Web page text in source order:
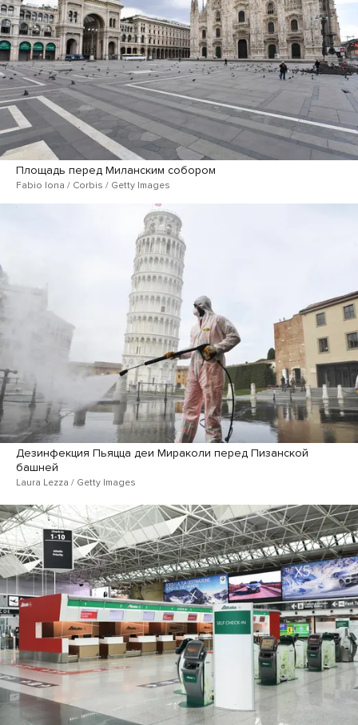
Площадь перед Миланским собором
Fabio Iona / Corbis / Getty Images
Дезинфекция Пьяцца деи Мираколи перед Пизанской
башней
Laura Lezza / Getty Images